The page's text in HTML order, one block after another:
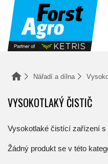
Nářadí a dílna
VYSOKOTLAKÝ ČISTIČ
Vysokotlaké čistící zařízení
Žádný produkt se v této